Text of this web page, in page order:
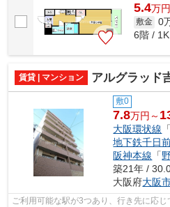
5.4万円
敷金 0
6階 /
賃貸 | マンション アルグラッド
敷0
7.8万円～
大阪環状線
地下鉄千日
阪神本線 「
築21年 /
大阪府大阪
ご利用可能な駅が3つあり、行き先に応じ